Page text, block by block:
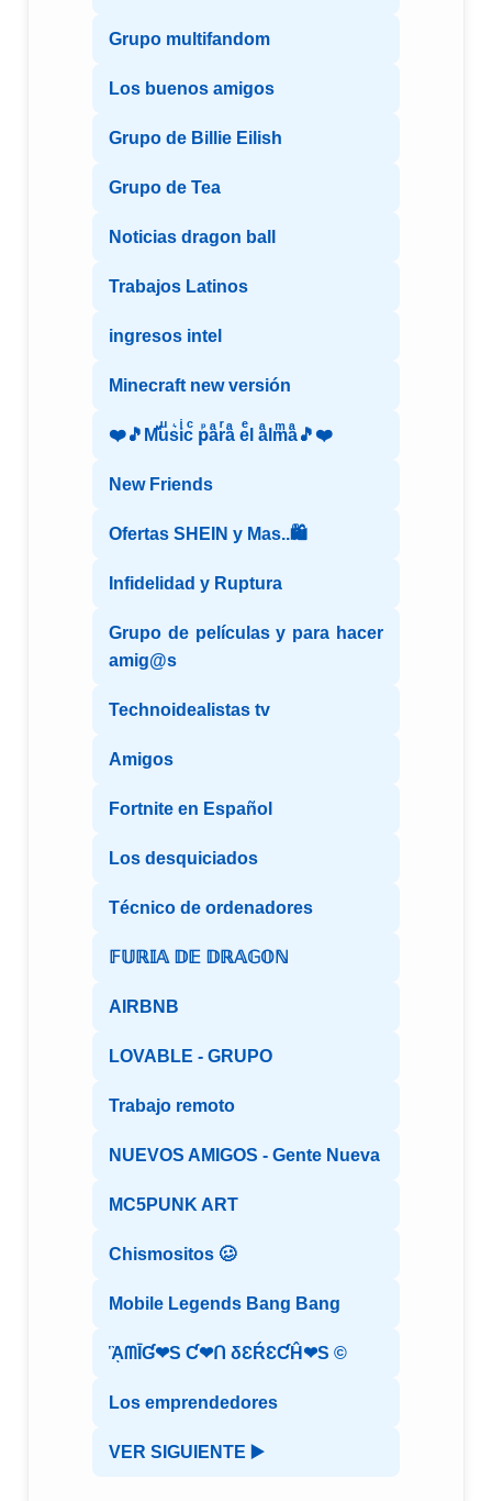
Grupo multifandom
Los buenos amigos
Grupo de Billie Eilish
Grupo de Tea
Noticias dragon ball
Trabajos Latinos
ingresos intel
Minecraft new versión
❤️🎵Mⷨuͧs͛iͥcͨ рⷬaͣrͬaͣ eͤl aͣlmͫaͣ🎵❤️
New Friends
Ofertas SHEIN y Mas..🛍️
Infidelidad y Ruptura
Grupo de películas y para hacer
amig@s
Technoidealistas tv
Amigos
Fortnite en Español
Los desquiciados
Técnico de ordenadores
𝔽𝕌ℝ𝕀𝔸 𝔻𝔼 𝔻ℝ𝔸𝔾𝕆ℕ
AIRBNB
LOVABLE - GRUPO
Trabajo remoto
NUEVOS AMIGOS - Gente Nueva
MC5PUNK ART
Chismositos 🥴
Mobile Legends Bang Bang
ᾋᗰĪƓ❤S Ƈ❤ᑎ δƐŔƐƇĤ❤S ©️
Los emprendedores
VER SIGUIENTE ▶️